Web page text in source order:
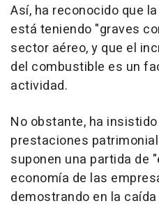
Así, ha reconocido que
está teniendo "graves
sector aéreo, y que el
del combustible es un
actividad.
No obstante, ha
prestaciones
suponen una partida de
economía de las
demostrando en la